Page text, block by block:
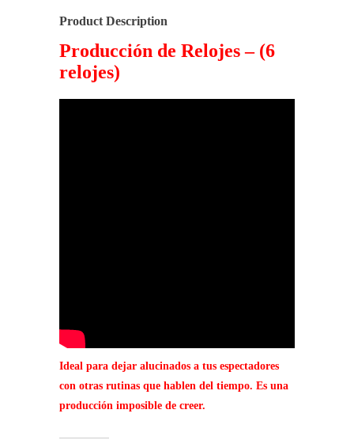
Product Description
Producción de Relojes – (6
relojes)
Ideal para dejar alucinados a tus espectadores
con otras rutinas que hablen del tiempo. Es una
producción imposible de creer.